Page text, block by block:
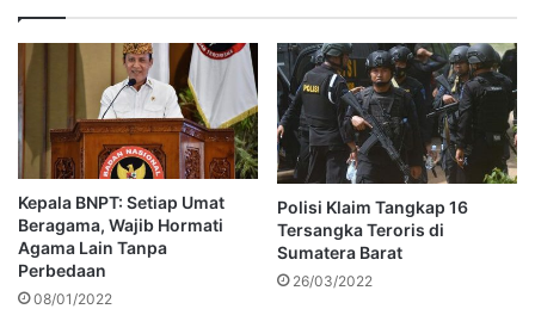
Kepala BNPT: Setiap Umat
Beragama, Wajib Hormati
Agama Lain Tanpa
Perbedaan
08/01/2022
Polisi Klaim Tangkap 16
Tersangka Teroris di
Sumatera Barat
26/03/2022